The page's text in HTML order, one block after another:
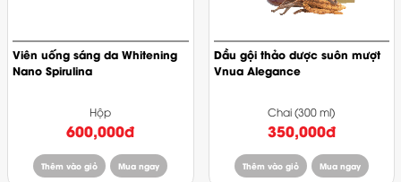
Viên uống sáng da Whitening
Nano Spirulina
Hộp
600,000đ
Thêm vào giỏ Mua ngay
Dầu gội thảo dược suôn mượt
Vnua Alegance
Chai (300 ml)
350,000đ
Thêm vào giỏ Mua ngay